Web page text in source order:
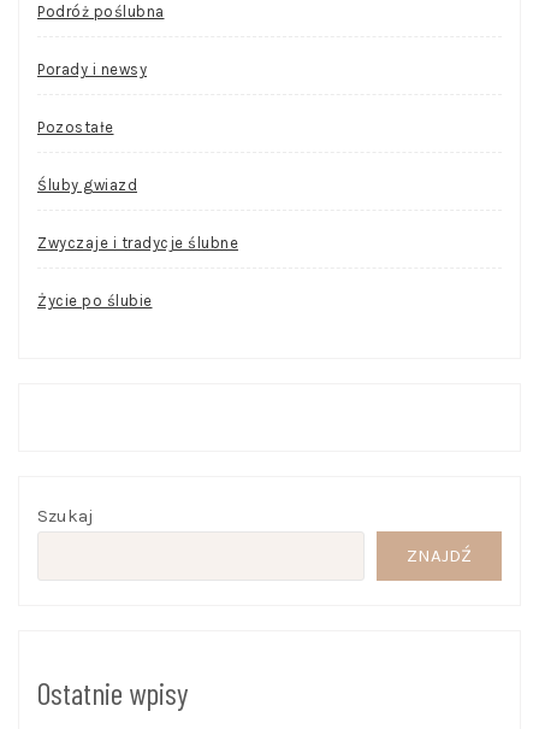
Podróż poślubna
Porady i newsy
Pozostałe
Śluby gwiazd
Zwyczaje i tradycje ślubne
Życie po ślubie
Szukaj
ZNAJDŹ
Ostatnie wpisy